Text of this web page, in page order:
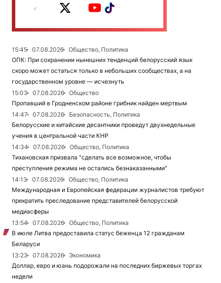
15:45 07.08.2026
Общество, Политика
ОПК: При сохранении нынешних тенденций белорусский язык
скоро может остаться только в небольших сообществах, а на
государственном уровне — исчезнуть
15:03
07.08.2026
Общество
Пропавший в Гродненском районе грибник найден мертвым
14:47
07.08.2026
Безопасность, Политика
Белорусские и китайские десантники проведут двухнедельные
учения в центральной части КНР
14:34
07.08.2026
Общество, Политика
Тихановская призвала "сделать все возможное, чтобы
преступления режима не остались безнаказанными"
14:13
07.08.2026
Общество, Политика
Международная и Европейская федерации журналистов требуют
прекратить преследование представителей белорусской
медиасферы
13:54
07.08.2026
Общество, Политика
В июле Литва предоставила статус беженца 12 гражданам
Беларуси
13:23
07.08.2026
Экономика
Доллар, евро и юань подорожали на последних биржевых торгах
недели